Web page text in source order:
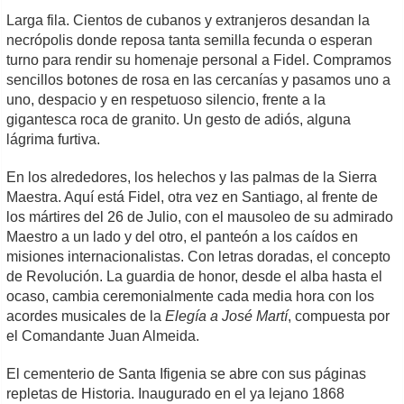
Larga fila. Cientos de cubanos y extranjeros desandan la
necrópolis donde reposa tanta semilla fecunda o esperan
turno para rendir su homenaje personal a Fidel. Compramos
sencillos botones de rosa en las cercanías y pasamos uno a
uno, despacio y en respetuoso silencio, frente a la
gigantesca roca de granito. Un gesto de adiós, alguna
lágrima furtiva.
En los alrededores, los helechos y las palmas de la Sierra
Maestra. Aquí está Fidel, otra vez en Santiago, al frente de
los mártires del 26 de Julio, con el mausoleo de su admirado
Maestro a un lado y del otro, el panteón a los caídos en
misiones internacionalistas. Con letras doradas, el concepto
de Revolución. La guardia de honor, desde el alba hasta el
ocaso, cambia ceremonialmente cada media hora con los
acordes musicales de laElegía a José Martí, compuesta por
el Comandante Juan Almeida.
El cementerio de Santa Ifigenia se abre con sus páginas
repletas de Historia. Inaugurado en el ya lejano 1868